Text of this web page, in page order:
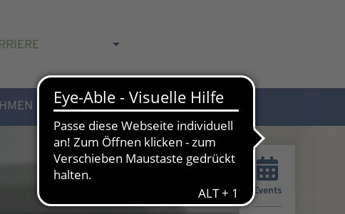
AKTUELLES & KONTAKT
Events